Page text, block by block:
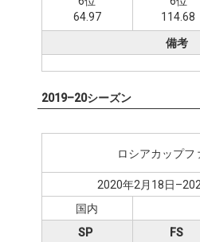
64.97
114.68
備考
2019–20シーズン
ロシアカップフ
2020年2月18日
国内
SP
FS